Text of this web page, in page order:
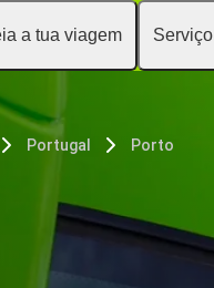
a tua viagem Serviço
Portugal Porto